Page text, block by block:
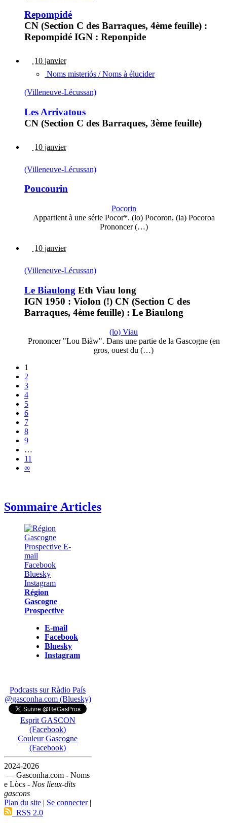
Repompidé
CN (Section C des Barraques, 4ème feuille) :
Repompidé IGN : Reponpide
10 janvier
Noms misteriós / Noms à élucider
(Villeneuve-Lécussan)
Les Arrivatous
CN (Section C des Barraques, 3ème feuille)
10 janvier
(Villeneuve-Lécussan)
Poucourin
Pocorin
Appartient à une série Pocor*. (lo) Pocoron, (la) Pocoroa
Prononcer (…)
10 janvier
(Villeneuve-Lécussan)
Le Biaulong Eth Viau long
IGN 1950 : Violon (!) CN (Section C des
Barraques, 4ème feuille) : Le Biaulong
(lo) Viau
Prononcer "Lou Biàw". Dans une partie de la Gascogne (en
gros, ouest du (…)
1
2
3
4
5
6
7
8
9
…
11
∞
Sommaire Articles
Région
Gascogne
Prospective
E-mail
Facebook
Bluesky
Instagram
Podcasts sur Ràdio País
@gasconha.com (Bluesky)
Esprit GASCON
(Facebook)
Couleur Gascogne
(Facebook)
2024-2026
— Gasconha.com - Noms
e Lòcs - Nos lieux-dits
gascons
Plan du site | Se connecter|
RSS 2.0